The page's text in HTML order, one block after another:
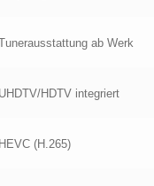
ab Werk
UHDTV/HDTV integriert
HEVC (H.265)